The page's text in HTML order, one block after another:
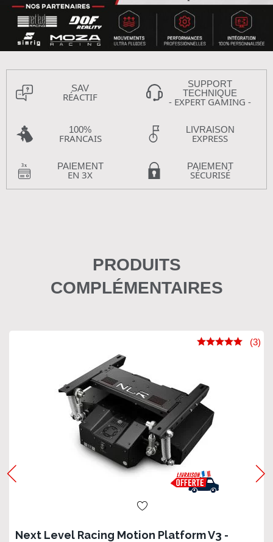
SAV
RÉACTIF
SUPPORT
TECHNIQUE
- EXPERT GAMING -
100%
FRANCAIS
LIVRAISON
EXPRESS
PAIEMENT
EN 3X
PAIEMENT
SÉCURISÉ
PRODUITS
COMPLÉMENTAIRES
Next Level Racing Motion Platform V3 -
(3)